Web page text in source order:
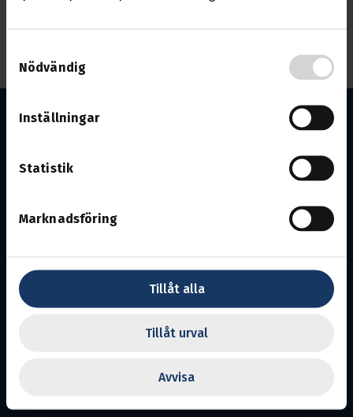
Nödvändig
Inställningar
Statistik
Marknadsföring
Tillåt alla
Tillåt urval
Avvisa
Bohuslän / Dalsland
En del av Svenska Transportarbetareförbundet
Transports uppgift är att se efter medlemmarnas
intressen på arbetsmarknaden och inom näringslivet.